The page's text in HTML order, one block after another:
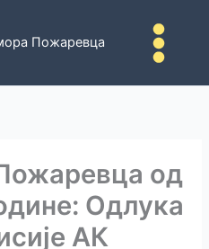
Пожаревца
од
Oдлука
АК